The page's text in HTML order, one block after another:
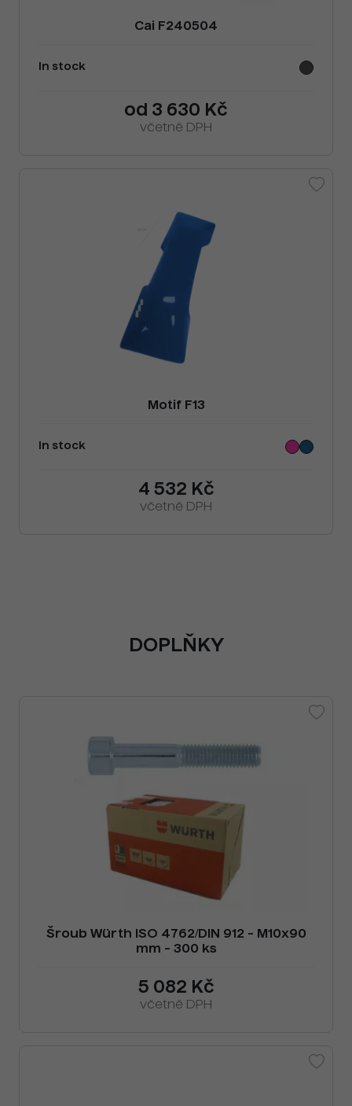
Cai F240504
In stock
od 3 630 Kč
včetně DPH
Motif F13
In stock
4 532 Kč
včetně DPH
DOPLŇKY
Šroub Würth ISO 4762/DIN 912 - M10x90
mm - 300 ks
5 082 Kč
včetně DPH